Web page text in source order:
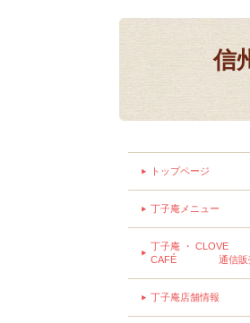
信
トップページ
丁子庵メニュー
丁子庵 ・ CLOVE
CAFÉ 通信販
丁子庵店舗情報